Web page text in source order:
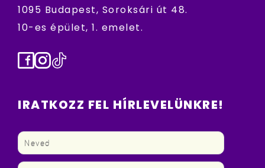
1095 Budapest, Soroksári út 48.
10-es épület, 1. emelet.
Facebook
Instagram
TikTok
IRATKOZZ FEL HÍRLEVELÜNKRE!